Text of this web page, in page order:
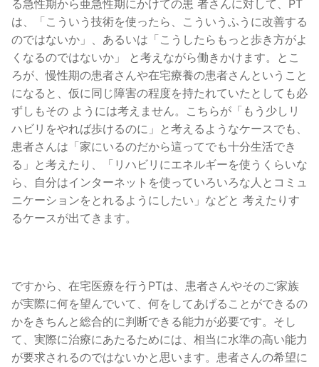
る急性期から亜急性期にかけての患 者さんに対して、PT
は、「こういう技術を使ったら、こういうふうに改善する
のではないか」、あるいは「こうしたらもっと歩き方がよ
くなるのではないか」 と考えながら働きかけます。とこ
ろが、慢性期の患者さんや在宅療養の患者さんということ
になると、仮に同じ障害の程度を持たれていたとしても必
ずしもその ようには考えません。こちらが「もう少しリ
ハビリをやれば歩けるのに」と考えるようなケースでも、
患者さんは「家にいるのだから這ってでも十分生活でき
る」と考えたり、「リハビリにエネルギーを使うくらいな
ら、自分はインターネットを使っていろいろな人とコミュ
ニケーションをとれるようにしたい」などと 考えたりす
るケースが出てきます。
ですから、在宅医療を行うPTは、患者さんやそのご家族
が実際に何を望んでいて、何をしてあげることができるの
かをきちんと総合的に判断できる能力が必要です。そし
て、実際に治療にあたるためには、相当に水準の高い能力
が要求されるのではないかと思います。患者さんの希望に